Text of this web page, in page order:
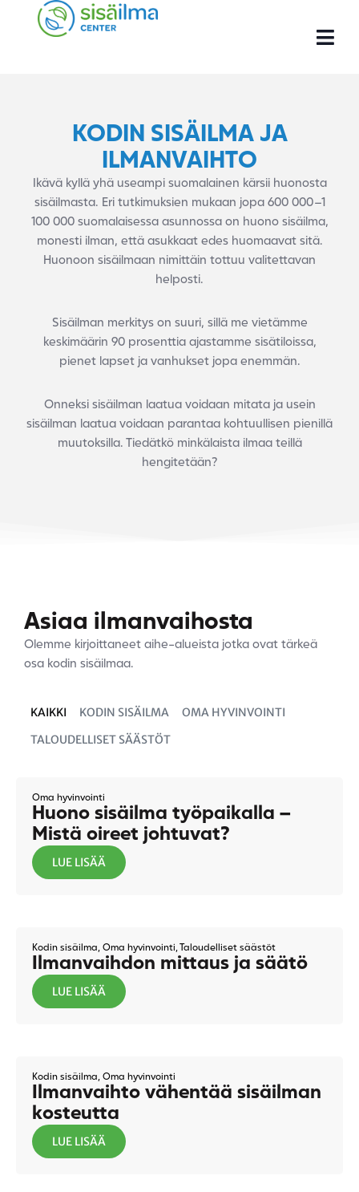
KODIN SISÄILMA JA
ILMANVAIHTO
Ikävä kyllä yhä useampi suomalainen kärsii huonosta
sisäilmasta. Eri tutkimuksien mukaan jopa 600 000–1
100 000 suomalaisessa asunnossa on huono sisäilma,
monesti ilman, että asukkaat edes huomaavat sitä.
Huonoon sisäilmaan nimittäin tottuu valitettavan
helposti.
Sisäilman merkitys on suuri, sillä me vietämme
keskimäärin 90 prosenttia ajastamme sisätiloissa,
pienet lapset ja vanhukset jopa enemmän.
Onneksi sisäilman laatua voidaan mitata ja usein
sisäilman laatua voidaan parantaa kohtuullisen pienillä
muutoksilla. Tiedätkö minkälaista ilmaa teillä
hengitetään?
Asiaa ilmanvaihosta
Olemme kirjoittaneet aihe-alueista jotka ovat tärkeä
osa kodin sisäilmaa.
KODIN SISÄILMA
OMA HYVINVOINTI
TALOUDELLISET SÄÄSTÖT
KAIKKI
Oma hyvinvointi
Huono sisäilma työpaikalla –
Mistä oireet johtuvat?
LUE LISÄÄ
Kodin sisäilma, Oma hyvinvointi, Taloudelliset säästöt
Ilmanvaihdon mittaus ja säätö
LUE LISÄÄ
Kodin sisäilma, Oma hyvinvointi
Ilmanvaihto vähentää sisäilman
kosteutta
LUE LISÄÄ